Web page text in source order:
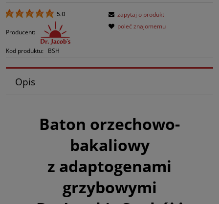
5.0
Producent:
Kod produktu: BSH
zapytaj o produkt
poleć znajomemu
Opis
Baton orzechowo-
bakaliowy
z adaptogenami
grzybowymi